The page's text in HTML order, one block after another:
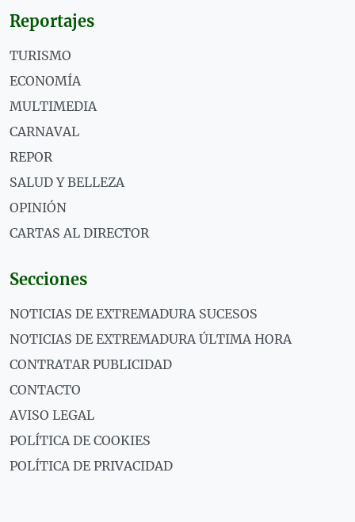
Reportajes
TURISMO
ECONOMÍA
MULTIMEDIA
CARNAVAL
REPOR
SALUD Y BELLEZA
OPINIÓN
CARTAS AL DIRECTOR
Secciones
NOTICIAS DE EXTREMADURA SUCESOS
NOTICIAS DE EXTREMADURA ÚLTIMA HORA
CONTRATAR PUBLICIDAD
CONTACTO
AVISO LEGAL
POLÍTICA DE COOKIES
POLÍTICA DE PRIVACIDAD